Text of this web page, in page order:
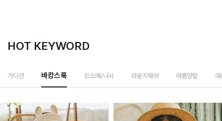
HOT KEYWORD
가디건 바캉스룩 민소매/나시 라운지웨어 여름양말